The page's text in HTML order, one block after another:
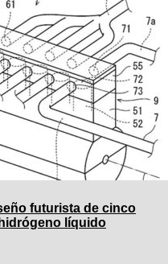
futurista de cinco
líquido